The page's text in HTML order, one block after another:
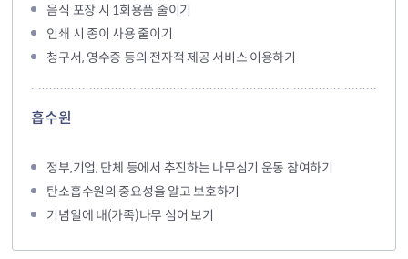
음식 포장 시 1회용품 줄이기
인쇄 시 종이 사용 줄이기
청구서, 영수증 등의 전자적 제공 서비스 이용하기
흡수원
정부,기업, 단체 등에서 추진하는 나무심기 운동 참여하기
탄소흡수원의 중요성을 알고 보호하기
기념일에 내(가족)나무 심어 보기